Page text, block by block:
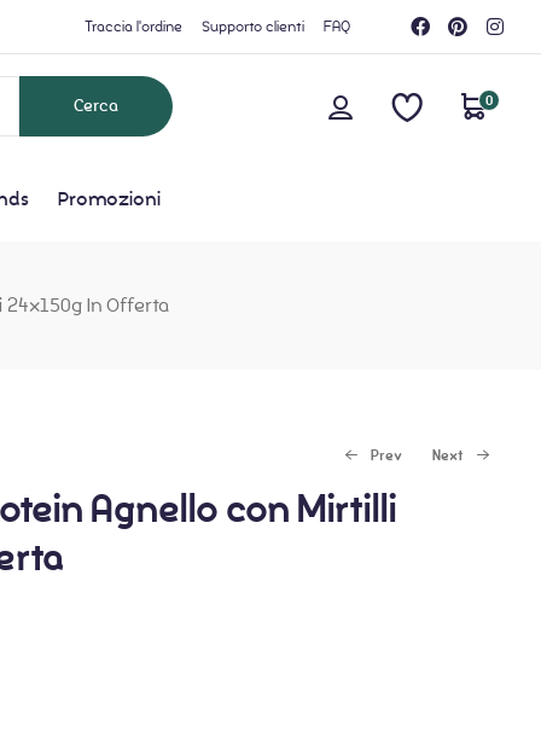
Traccia l'ordine Supporto clienti FAQ
0
Promozioni
24x150g In Offerta
Prev Next
Agnello con Mirtilli